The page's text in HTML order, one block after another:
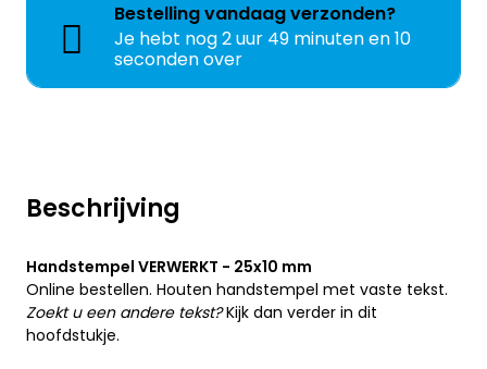
Beschrijving
Handstempel VERWERKT - 25x10 mm
Online bestellen. Houten handstempel met vaste tekst.
Zoekt u een andere tekst?Kijk dan verder in dit
hoofdstukje.
Bestellingvandaagverzonden?
Je hebt nog2 uur 49 minuten en 10
seconden over